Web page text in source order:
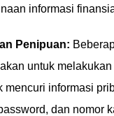
informasi
Penipuan:
untuk
mencuri informasi
dan nomor